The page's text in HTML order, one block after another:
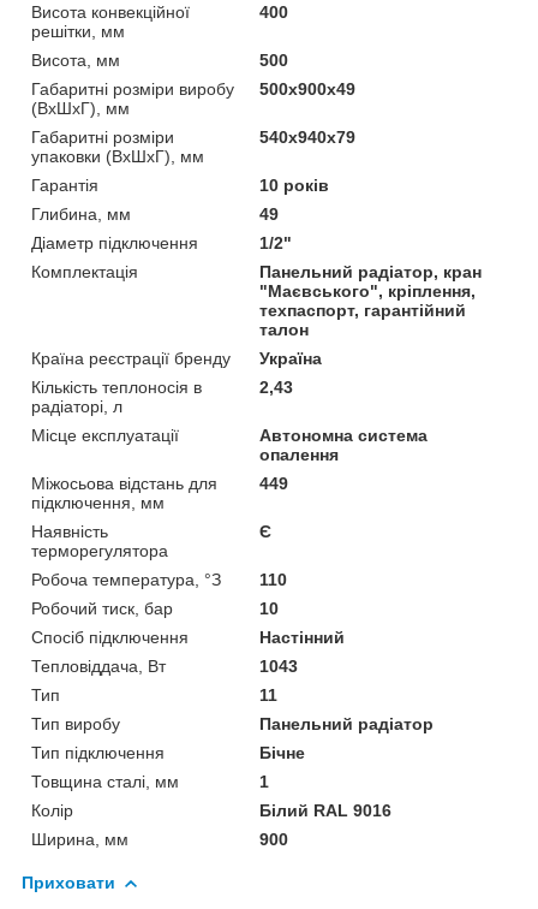
Висота конвекційної
решітки, мм
400
Висота, мм
500
Габаритні розміри виробу
(ВхШхГ), мм
500х900х49
Габаритні розміри
упаковки (ВхШхГ), мм
540х940х79
Гарантія
10 років
Глибина, мм
49
Діаметр підключення
1/2"
Комплектація
Панельний радіатор, кран
"Маєвського", кріплення,
техпаспорт, гарантійний
талон
Країна реєстрації бренду
Україна
Кількість теплоносія в
радіаторі, л
2,43
Місце експлуатації
Автономна система
опалення
Міжосьова відстань для
підключення, мм
449
Наявність
терморегулятора
Є
Робоча температура, °З
110
Робочий тиск, бар
10
Спосіб підключення
Настінний
Тепловіддача, Вт
1043
Тип
11
Тип виробу
Панельний радіатор
Тип підключення
Бічне
Товщина сталі, мм
1
Колір
Білий RAL 9016
Ширина, мм
900
Приховати